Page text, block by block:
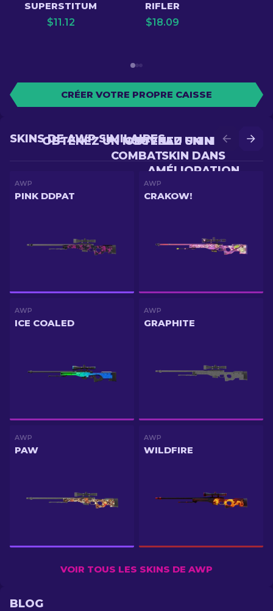
SUPERSTITUM
$11.12
RIFLER
$18.09
CRÉER VOTRE PROPRE CAISSE
OBTENEZ UN MEILLEUR
SKIN DANS
AMÉLIORATION
OBTENEZ UN NOUVEAU SKIN EN
COMBAT
SKINS DE AWP SIMILAIRES
AWP
PINK DDPAT
AWP
CRAKOW!
AWP
ICE COALED
AWP
GRAPHITE
AWP
PAW
AWP
WILDFIRE
VOIR TOUS LES SKINS DE AWP
BLOG